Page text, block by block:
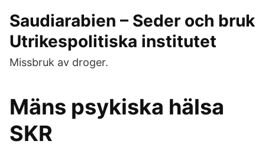
Saudiarabien – Seder och bruk
Utrikespolitiska institutet
Missbruk av droger.
Mäns psykiska hälsa
SKR